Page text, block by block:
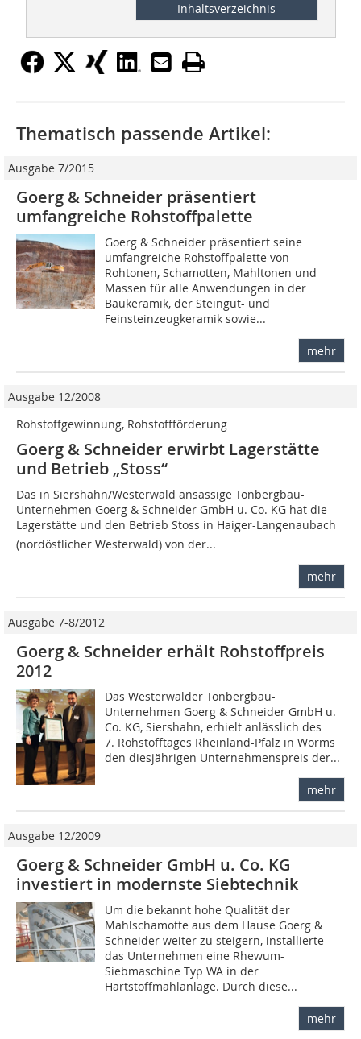
Inhaltsverzeichnis
Thematisch passende Artikel:
Ausgabe 7/2015
Goerg & Schneider präsentiert
umfangreiche ­Rohstoffpalette
Goerg & Schneider präsentiert seine
umfangreiche Rohstoffpalette von
Rohtonen, Schamotten, Mahltonen und
Massen für alle Anwendungen in der
Baukeramik, der Steingut- und
Feinsteinzeugkeramik sowie...
mehr
Ausgabe 12/2008
Rohstoffgewinnung, Rohstoffförderung
Goerg & Schneider erwirbt Lagerstätte
und Betrieb „Stoss“
Das in Siershahn/Westerwald ansässige Tonbergbau-
Unternehmen Goerg & Schneider GmbH u. Co. KG hat die
Lagerstätte und den Betrieb Stoss in Haiger-Langenaubach
(nordöstlicher Westerwald) von der...
mehr
Ausgabe 7-8/2012
Goerg & Schneider erhält Rohstoffpreis
2012
Das Westerwälder Tonbergbau-
Unternehmen Goerg & Schneider GmbH u.
Co. KG, Siershahn, erhielt anlässlich des
7. Rohstofftages Rheinland-Pfalz in Worms
den diesjährigen Unternehmenspreis der...
mehr
Ausgabe 12/2009
Goerg & Schneider GmbH u. Co. KG
investiert in modernste Siebtechnik
Um die bekannt hohe Qualität der
Mahlschamotte aus dem Hause Goerg &
Schneider weiter zu steigern, installierte
das Unternehmen eine Rhewum-
Siebmaschine Typ WA in der
Hartstoffmahlanlage. Durch diese...
mehr